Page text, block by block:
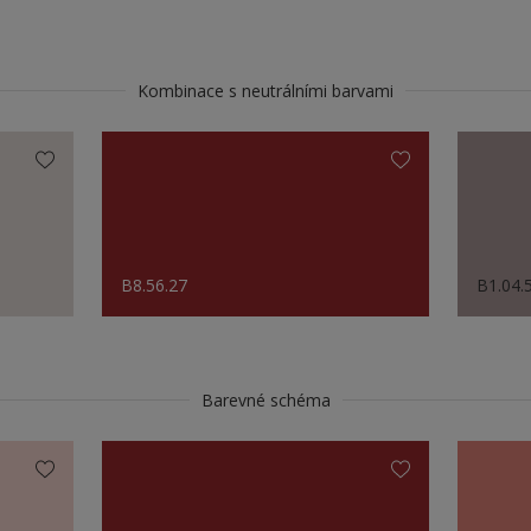
Kombinace s neutrálními barvami
B8.56.27
Barevné schéma